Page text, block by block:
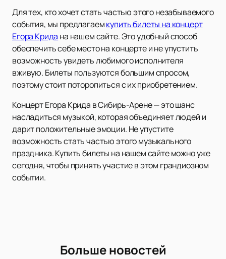
Для тех, кто хочет стать частью этого незабываемого
события, мы предлагаемкупить билеты на концерт
Егора Крида на нашем сайте. Это удобный способ
обеспечить себе место на концерте и не упустить
возможность увидеть любимого исполнителя
вживую. Билеты пользуются большим спросом,
поэтому стоит поторопиться с их приобретением.
Концерт Егора Крида в Сибирь-Арене — это шанс
насладиться музыкой, которая объединяет людей и
дарит положительные эмоции. Не упустите
возможность стать частью этого музыкального
праздника. Купить билеты на нашем сайте можно уже
сегодня, чтобы принять участие в этом грандиозном
событии.
Больше новостей